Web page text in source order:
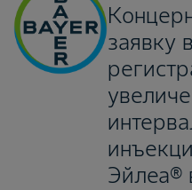
заявку
Эйлеа®